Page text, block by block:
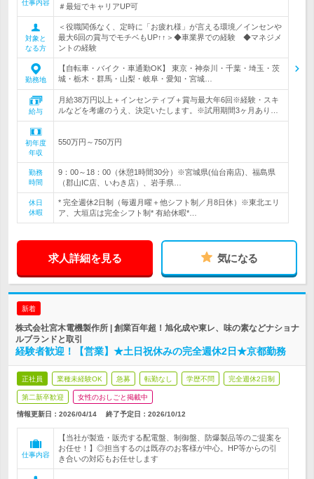
仕事内容 ＃最短でキャリアUP可
対象と
なる方
＜役職関係なく、定時に「お疲れ様」が言える環境／インセンや
最大6回の賞与でモチベもUP↑↑＞◆車業界での経験 ◆マネジメ
ントの経験
勤務地
【自転車・バイク・車通勤OK】 東京・神奈川・千葉・埼玉・茨
城・栃木・群馬・山梨・岐阜・愛知・宮城…
給与
月給38万円以上＋インセンティブ＋賞与最大年6回※経験・スキ
ルなどを考慮のうえ、決定いたします。※試用期間3ヶ月あり…
初年度
年収
550万円～750万円
勤務
時間
9：00～18：00（休憩1時間30分）※宮城県(仙台南店)、福島県
（郡山IC店、いわき店）、岩手県…
休日
休暇
* 完全週休2日制（毎週月曜＋他シフト制／月8日休）※東北エリ
ア、大垣店は完全シフト制* 有給休暇*…
求人詳細を見る 気になる
新着
株式会社宮木電機製作所 | 創業百年超！旭化成や東レ、味の素などナショナ
ルブランドと取引
経験者歓迎！【営業】★土日祝休みの完全週休2日★京都勤務
正社員 業種未経験OK 急募 転勤なし 学歴不問 完全週休2日制
第二新卒歓迎 女性のおしごと掲載中
情報更新日：2026/04/14 終了予定日： 2026/10/12
仕事内容
【当社が製造・販売する配電盤、制御盤、防爆製品等のご提案を
お任せ！】◎担当するのは既存のお客様が中心。HP等からの引
き合いの対応もお任せします